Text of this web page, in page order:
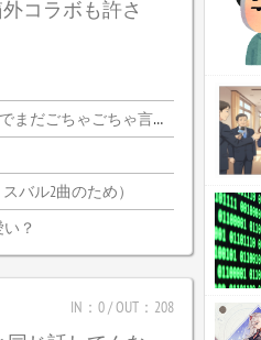
コラボも許さ
ちゃごちゃ言ってんの…？
バル2曲のため）
？
IN：0 / OUT：208